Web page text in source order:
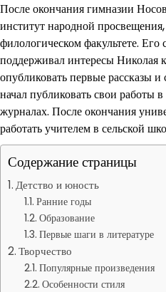
После окончания гимназии
институт народной просвещения,
филологическом факультете.
поддерживал интересы Николая
опубликовать первые рассказы
начал публиковать свои работы
журналах. После окончания
работать учителем в сельской
Содержание страницы
Детство и юность
Ранние годы
Образование
Первые шаги в литературе
Творчество
Популярные произведения
Особенности стиля